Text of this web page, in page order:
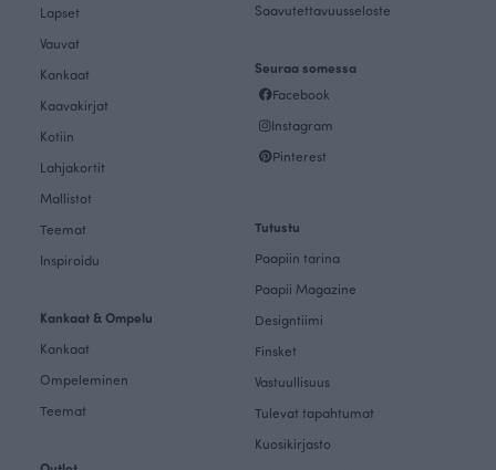
Lapset
Vauvat
Kankaat
Kaavakirjat
Kotiin
Lahjakortit
Mallistot
Teemat
Inspiroidu
Kankaat & Ompelu
Kankaat
Ompeleminen
Teemat
Saavutettavuusseloste
Seuraa somessa
Facebook
Instagram
Pinterest
Tutustu
Paapiin tarina
Paapii Magazine
Designtiimi
Finsket
Vastuullisuus
Tulevat tapahtumat
Kuosikirjasto